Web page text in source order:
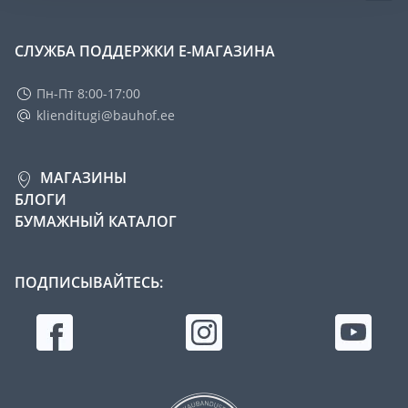
СЛУЖБА ПОДДЕРЖКИ Е-МАГАЗИНА
Пн-Пт 8:00-17:00
klienditugi@bauhof.ee
МАГАЗИНЫ
БЛОГИ
БУМАЖНЫЙ КАТАЛОГ
ПОДПИСЫВАЙТЕСЬ: